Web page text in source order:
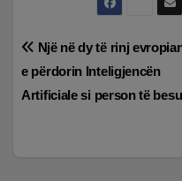
Lëvizje
te
Një në dy të rinj
e përdorin Inteligjencën
Artificiale si person të